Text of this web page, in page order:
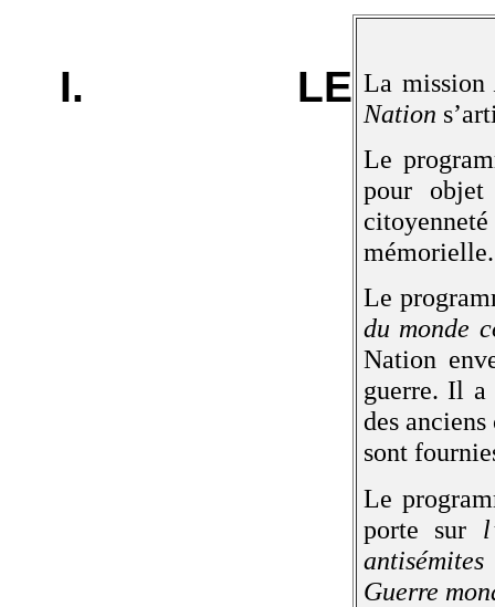
La mission
Nation
Le
pour
mémorielle.
Le
du monde
Nation
guerre. Il a
des
sont
Le
porte sur
Guerre
I. LE